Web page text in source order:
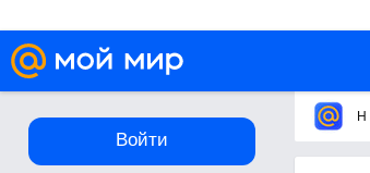
Войти
Н